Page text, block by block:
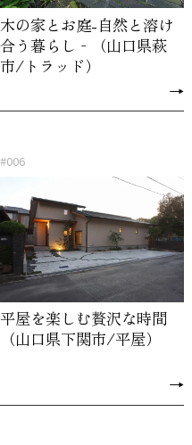
木の家とお庭-自然と溶け
合う暮らし‐（山口県萩
市/トラッド）
→
#006
平屋を楽しむ贅沢な時間
（山口県下関市/平屋）
→